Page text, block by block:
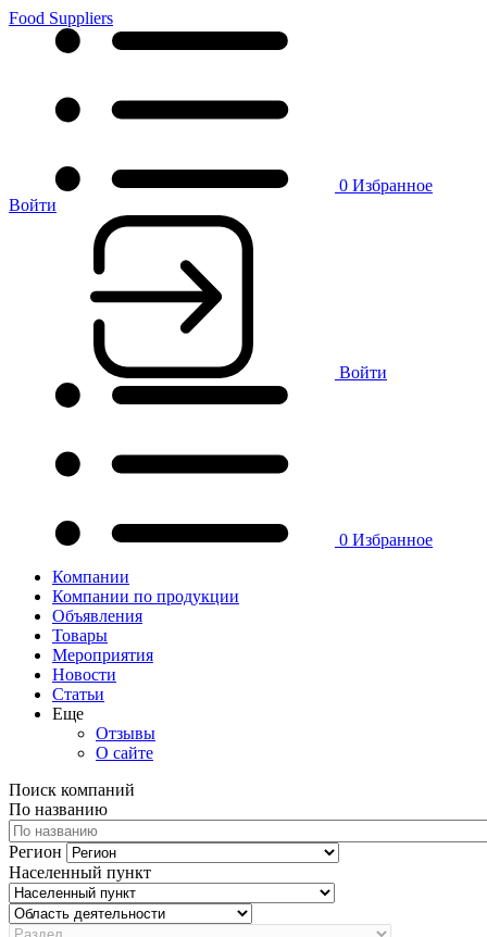
Food Suppliers
0 Избранное
Войти
Войти
0 Избранное
Компании
Компании по продукции
Объявления
Товары
Мероприятия
Новости
Статьи
Еще
Отзывы
О сайте
Поиск компаний
По названию
Регион
Населенный пункт